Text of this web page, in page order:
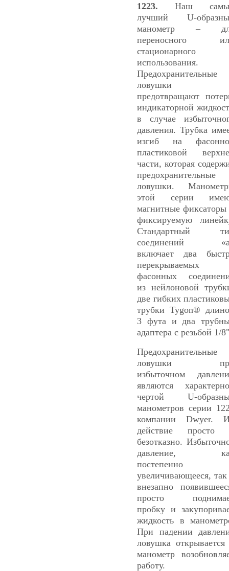
1223. Наш
лучший U-
манометр –
переносного
стационарного
использования.
Предохранительные
ловушки
предотвращают
индикаторной
в случае
давления. Трубка
изгиб на
пластиковой
части, которая
предохранительные
ловушки.
этой серии
магнитные
фиксируемую
Стандартный
соединений
включает два
перекрываемых
фасонных
из нейлоновой
две гибких
трубки Tygon®
3 фута и два
адаптера с резьбой 1/
Предохранительные
ловушки
избыточном
являются
чертой U-
манометров серии
компании Dwyer.
действие просто
безотказно.
давление,
постепенно
увеличивающееся,
внезапно
просто
пробку и
жидкость в
При падении
ловушка
манометр
работу.